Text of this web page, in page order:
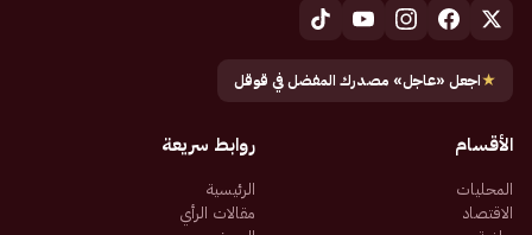
★اجعل «عاجل» مصدرك المفضل في قوقل
الأقسام
المحليات
الاقتصاد
روابط سريعة
الرئيسية
مقالات الرأي